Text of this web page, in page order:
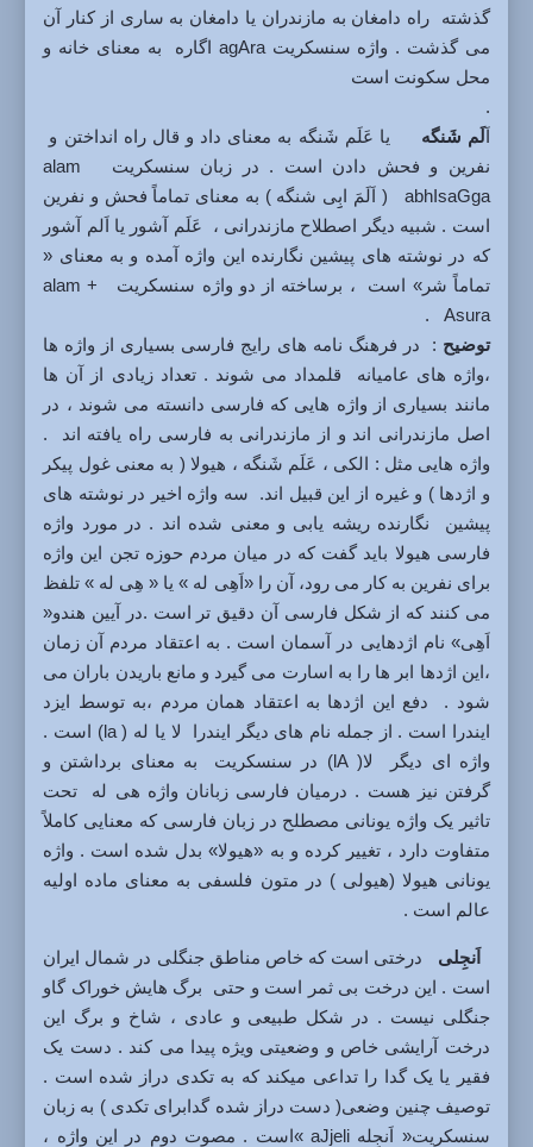
گذشته راه دامغان به مازندران یا دامغان به ساری از کنار آن
می گذشت . واژه سنسکریت agAra اگاره به معنای خانه و
محل سکونت است
.
اَلَم شَنگه
یا عَلَم شَنگه به معنای داد و قال راه انداختن و
نفرین و فحش دادن است . در زبان سنسکریت alam
abhIsaGga ( اَلَمَ ابِِی شنگه ) به معنای تماماً فحش و نفرین
است . شبیه دیگر اصطلاح مازندرانی ، عَلَم آشور یا اَلم آشور
که در نوشته های پیشین نگارنده این واژه آمده و به معنای «
تماماً شر» است ، برساخته از دو واژه سنسکریت alam +
Asura .
توضیح : در فرهنگ نامه های رایج فارسی بسیاری از واژه ها
،واژه های عامیانه قلمداد می شوند . تعداد زیادی از آن ها
مانند بسیاری از واژه هایی که فارسی دانسته می شوند ، در
اصل مازندرانی اند و از مازندرانی به فارسی راه یافته اند .
واژه هایی مثل : الکی ، عَلَم شَنگه ، هیولا ( به معنی غول پیکر
و اژدها ) و غیره از این قبیل اند. سه واژه اخیر در نوشته های
پیشین نگارنده ریشه یابی و معنی شده اند . در مورد واژه
فارسی هیولا باید گفت که در میان مردم حوزه تجن این واژه
برای نفرین به کار می رود، آن را «اَهِی له » یا « هِی له » تلفظ
می کنند که از شکل فارسی آن دقیق تر است .در آیین هندو«
اَهِی» نام اژدهایی در آسمان است . به اعتقاد مردم آن زمان
،این اژدها ابر ها را به اسارت می گیرد و مانع باریدن باران می
شود . دفع این اژدها به اعتقاد همان مردم ،به توسط ایزد
ایندرا است . از جمله نام های دیگر ایندرا لا یا له ( la) است .
واژه ای دیگر لا( lA) در سنسکریت به معنای برداشتن و
گرفتن نیز هست . درمیان فارسی زبانان واژه هی له تحت
تاثیر یک واژه یونانی مصطلح در زبان فارسی که معنایی کاملاً
متفاوت دارد ، تغییر کرده و به «هیولا» بدل شده است . واژه
یونانی هیولا (هیولی ) در متون فلسفی به معنای ماده اولیه
عالم است .
اَنجِلی درختی است که خاص مناطق جنگلی در شمال ایران
است . این درخت بی ثمر است و حتی برگ هایش خوراک گاو
جنگلی نیست . در شکل طبیعی و عادی ، شاخ و برگ این
درخت آرایشی خاص و وضعیتی ویژه پیدا می کند . دست یک
فقیر یا یک گدا را تداعی میکند که به تکدی دراز شده است .
توصیف چنین وضعی( دست دراز شده گدابرای تکدی ) به زبان
سنسکریت« اَنجِله aJjeli »است . مصوت دوم در این واژه ،